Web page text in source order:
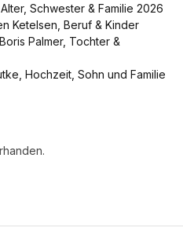
Schwester & Familie 2026
Ketelsen, Beruf & Kinder
Palmer, Tochter &
Hochzeit, Sohn und Familie